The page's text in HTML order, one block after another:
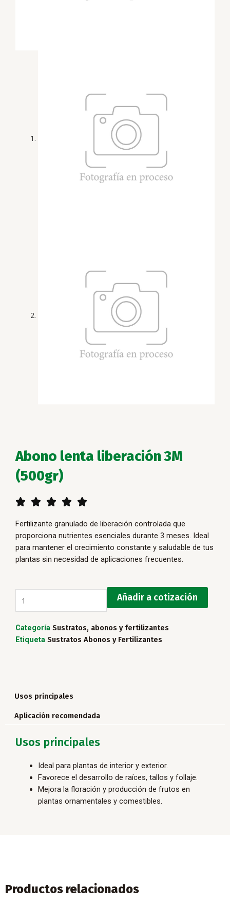
Abono lenta liberación 3M
(500gr)
    5/5
Fertilizante granulado de liberación controlada que
proporciona nutrientes esenciales durante 3 meses. Ideal
para mantener el crecimiento constante y saludable de tus
plantas sin necesidad de aplicaciones frecuentes.
lenta
3M
(500gr)
Añadir a cotización
Categoría Sustratos, abonos y fertilizantes
Etiqueta Sustratos Abonos y Fertilizantes
Usos principales
Aplicación recomendada
Usos principales
Ideal para plantas de interior y exterior.
Favorece el desarrollo de raíces, tallos y follaje.
Mejora la floración y producción de frutos en
plantas ornamentales y comestibles.
Productos relacionados